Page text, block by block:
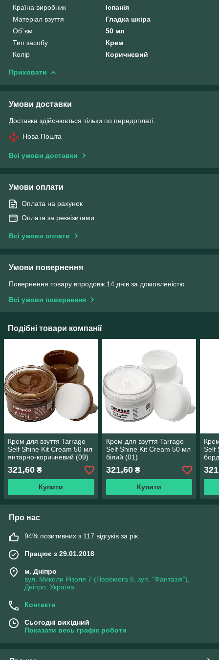
Країна виробник
Іспанія
Матеріал взуття
Гладка шкіра
Об`єм
50 мл
Тип засобу
Крем
Колір
Коричневий
Приховати
Умови доставки
Доставка здійснюється тільки по передоплаті.
Нова Пошта
Всі умови доставки
Умови оплати
Оплата на рахунок
Оплата за реквізитами
Всі умови оплати
Умови повернення
Повернення товару впродовж 14 днів за домовленістю
Всі умови повернення
Подібні товари компанії
Крем для взуття Tarrago
Self Shine Kit Cream 50 мл
янтарно-коричневий (09)
321,60 ₴
Купити
Крем для взуття Tarrago
Self Shine Kit Cream 50 мл
білий (01)
321,60₴
Купити
Self
Про нас
94% позитивних з 117 відгуків за рік
Працює з 29.01.2018
м. Дніпро
вул. Миколи Різоля 7 (Перемога 6, зуп. "Фантазія"),
Дніпро, Україна
Контакти
Сьогодні вихідний
Показати весь графік роботи